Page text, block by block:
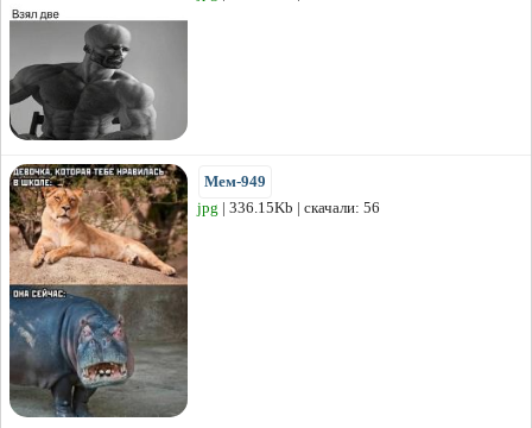
Мем-949
jpg | 336.15Kb | скачали: 56